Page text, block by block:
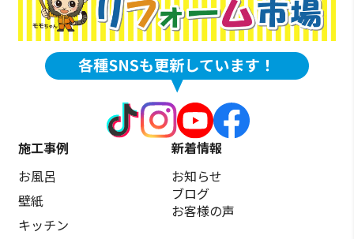
施工事例
お風呂
壁紙
キッチン
新着情報
お知らせ
ブログ
お客様の声